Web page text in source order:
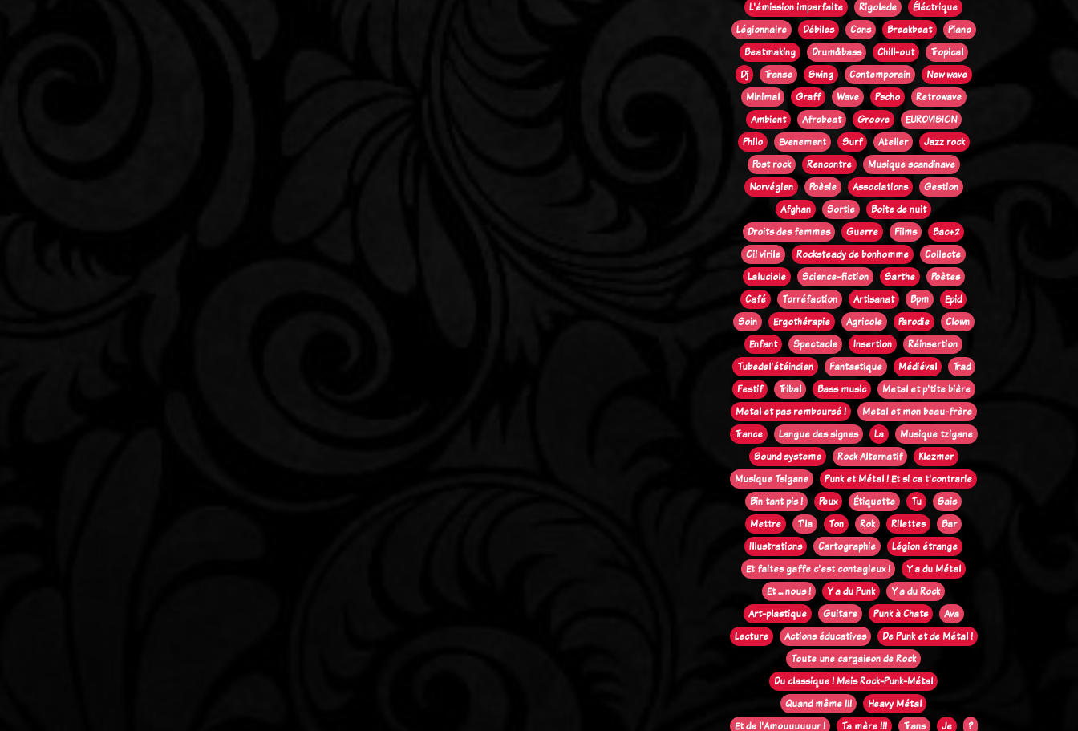
L'émission imparfaite
Rigolade
Éléctrique
Légionnaire
Débiles Cons Breakbeat
Piano
Beatmaking
Drum&bass Chill-out
Tropical
Dj
Transe Swing Contemporain
New wave
Minimal
Graff Wave Pscho
Retrowave
Ambient
Afrobeat Groove
EUROVISION
Philo
Evenement Surf Atelier
Jazz rock
Post rock
Rencontre
Musique scandinave
Norvégien
Poèsie Associations
Gestion
Afghan
Sortie
Boite de nuit
Droits des femmes
Guerre Films
Bac+2
Oi! virile
Rocksteady de bonhomme
Collecte
Laluciole
Science-fiction Sarthe
Poètes
Café
Torréfaction Artisanat Bpm
Epid
Soin
Ergothérapie Agricole Parodie
Clown
Enfant
Spectacle Insertion
Réinsertion
Tubedel'étéindien
Fantastique Médiéval
Trad
Festif
Tribal Bass music
Metal et p'tite bière
Metal et pas remboursé !
Metal et mon beau-frère
Trance
Langue des signes La
Musique tzigane
Sound systeme
Rock Alternatif
Klezmer
Musique Tsigane
Punk et Métal ! Et si ca t'contrarie
Bin tant pis !
Peux Étiquette Tu
Sais
Mettre
T'la Ton Rok Rilettes
Bar
Illustrations
Cartographie
Légion étrange
Et faites gaffe c'est contagieux !
Y a du Métal
Et ... nous !
Y a du Punk
Y a du Rock
Art-plastique
Guitare Punk à Chats
Ava
Lecture
Actions éducatives
De Punk et de Métal !
Toute une cargaison de Rock
Du classique ! Mais Rock-Punk-Métal
Quand même !!!
Heavy Métal
Et de l'Amouuuuuur !
Ta mère !!! Trans Je ?